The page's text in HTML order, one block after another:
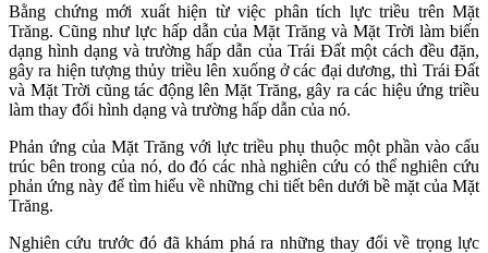
Bằng chứng mới xuất hiện từ việc phân tích lực triều trên Mặt
Trăng. Cũng như lực hấp dẫn của Mặt Trăng và Mặt Trời làm biến
dạng hình dạng và trường hấp dẫn của Trái Đất một cách đều đặn,
gây ra hiện tượng thủy triều lên xuống ở các đại dương, thì Trái Đất
và Mặt Trời cũng tác động lên Mặt Trăng, gây ra các hiệu ứng triều
làm thay đổi hình dạng và trường hấp dẫn của nó.
Phản ứng của Mặt Trăng với lực triều phụ thuộc một phần vào cấu
trúc bên trong của nó, do đó các nhà nghiên cứu có thể nghiên cứu
phản ứng này để tìm hiểu về những chi tiết bên dưới bề mặt của Mặt
Trăng.
Nghiên cứu trước đó đã khám phá ra những thay đổi về trọng lực